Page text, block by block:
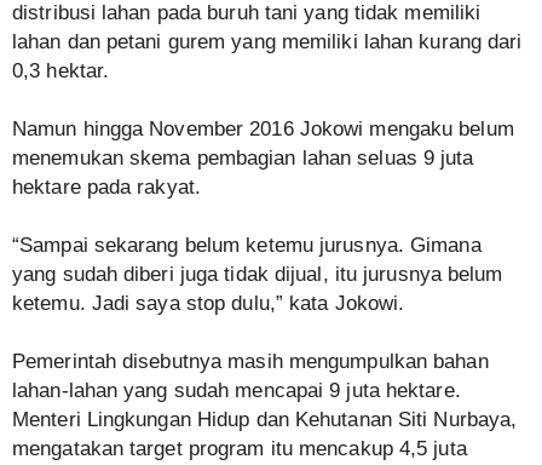
distribusi lahan pada buruh tani yang tidak memiliki
lahan dan petani gurem yang memiliki lahan kurang dari
0,3 hektar.
Namun hingga November 2016 Jokowi mengaku belum
menemukan skema pembagian lahan seluas 9 juta
hektare pada rakyat.
“Sampai sekarang belum ketemu jurusnya. Gimana
yang sudah diberi juga tidak dijual, itu jurusnya belum
ketemu. Jadi saya stop dulu,” kata Jokowi.
Pemerintah disebutnya masih mengumpulkan bahan
lahan-lahan yang sudah mencapai 9 juta hektare.
Menteri Lingkungan Hidup dan Kehutanan Siti Nurbaya,
mengatakan target program itu mencakup 4,5 juta